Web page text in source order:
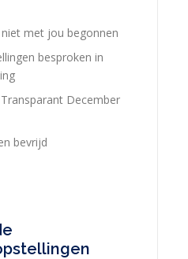
met jou begonnen
besproken in
December
bevrijd